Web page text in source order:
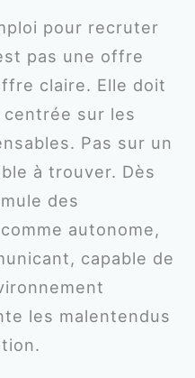
pour recruter
pas une offre
claire. Elle doit
sur les
Pas sur un
à trouver. Dès
des
autonome,
capable de
les malentendus